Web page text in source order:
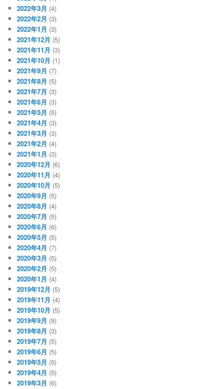
2022年3月 (4)
2022年2月 (3)
2022年1月 (3)
2021年12月 (5)
2021年11月 (3)
2021年10月 (1)
2021年9月 (7)
2021年8月 (5)
2021年7月 (3)
2021年6月 (3)
2021年5月 (5)
2021年4月 (3)
2021年3月 (3)
2021年2月 (4)
2021年1月 (3)
2020年12月 (6)
2020年11月 (4)
2020年10月 (5)
2020年9月 (5)
2020年8月 (4)
2020年7月 (5)
2020年6月 (6)
2020年5月 (5)
2020年4月 (7)
2020年3月 (5)
2020年2月 (5)
2020年1月 (4)
2019年12月 (5)
2019年11月 (4)
2019年10月 (5)
2019年9月 (9)
2019年8月 (3)
2019年7月 (5)
2019年6月 (5)
2019年5月 (5)
2019年4月 (5)
2019年3月 (6)